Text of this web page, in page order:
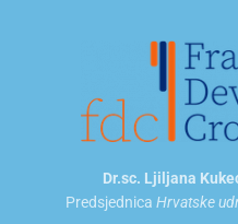
Dr.sc. Ljiljana
Predsjednica Hrvatske